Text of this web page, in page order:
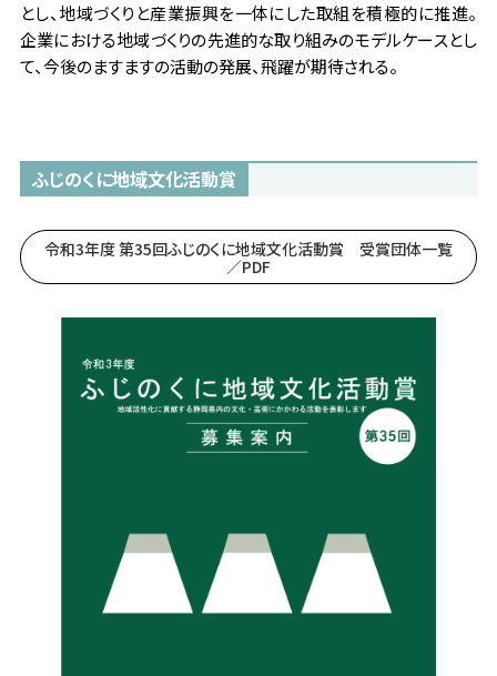
とし、地域づくりと産業振興を一体にした取組を積極的に推進。
企業における地域づくりの先進的な取り組みのモデルケースとし
て、今後のますますの活動の発展、飛躍が期待される。
ふじのくに地域文化活動賞
令和3年度 第35回ふじのくに地域文化活動賞 受賞団体一覧
／PDF